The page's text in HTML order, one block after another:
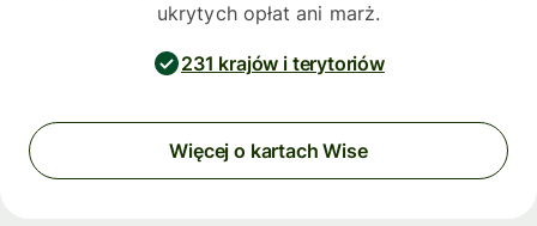
ukrytych opłat ani marż.
231 krajów i terytoriów
Więcej o kartach Wise